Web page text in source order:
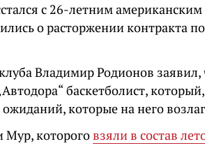
с 26-летним
о расторжении контракта
Владимир Родионов
баскетболист,
которые на него
Мур, котороговзяли в состав